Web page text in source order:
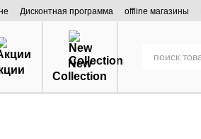
Дисконтная программа offline магазины
New
Collection